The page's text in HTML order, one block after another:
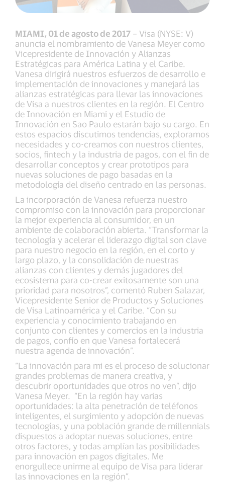
MIAMI, 01 de agosto de 2017 – Visa (NYSE: V)
anuncia el nombramiento de Vanesa Meyer como
Vicepresidente de Innovación y Alianzas
Estratégicas para América Latina y el Caribe.
Vanesa dirigirá nuestros esfuerzos de desarrollo e
implementación de innovaciones y manejará las
alianzas estratégicas para llevar las innovaciones
de Visa a nuestros clientes en la región. El Centro
de Innovación en Miami y el Estudio de
Innovación en Sao Paulo estarán bajo su cargo. En
estos espacios discutimos tendencias, exploramos
necesidades y co-creamos con nuestros clientes,
socios, fintech y la industria de pagos, con el fin de
desarrollar conceptos y crear prototipos para
nuevas soluciones de pago basadas en la
metodología del diseño centrado en las personas.
La incorporación de Vanesa refuerza nuestro
compromiso con la innovación para proporcionar
la mejor experiencia al consumidor, en un
ambiente de colaboración abierta. “Transformar la
tecnología y acelerar el liderazgo digital son clave
para nuestro negocio en la región, en el corto y
largo plazo, y la consolidación de nuestras
alianzas con clientes y demás jugadores del
ecosistema para co-crear exitosamente son una
prioridad para nosotros”, comentó Ruben Salazar,
Vicepresidente Senior de Productos y Soluciones
de Visa Latinoamérica y el Caribe. “Con su
experiencia y conocimiento trabajando en
conjunto con clientes y comercios en la industria
de pagos, confío en que Vanesa fortalecerá
nuestra agenda de innovación”.
“La innovación para mi es el proceso de solucionar
grandes problemas de manera creativa, y
descubrir oportunidades que otros no ven”, dijo
Vanesa Meyer. “En la región hay varias
oportunidades: la alta penetración de teléfonos
inteligentes, el surgimiento y adopción de nuevas
tecnologías, y una población grande de millennials
dispuestos a adoptar nuevas soluciones, entre
otros factores, y todas amplían las posibilidades
para innovación en pagos digitales. Me
enorgullece unirme al equipo de Visa para liderar
las innovaciones en la región”.